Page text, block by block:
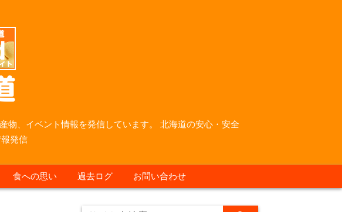
、イベント情報を発信しています。 北海道の安心・安全
発信
食への思い 過去ログ お問い合わせ